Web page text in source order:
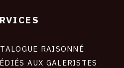
RAISONNÉ
AUX GALERISTES